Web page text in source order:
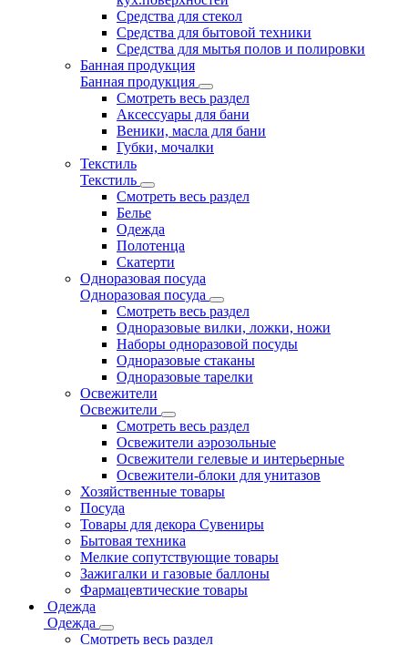
Средства для стекол
Средства для бытовой техники
Средства для мытья полов и полировки
Банная продукция
Банная продукция
Смотреть весь раздел
Аксессуары для бани
Веники, масла для бани
Губки, мочалки
Текстиль
Текстиль
Смотреть весь раздел
Белье
Одежда
Полотенца
Скатерти
Одноразовая посуда
Одноразовая посуда
Смотреть весь раздел
Одноразовые вилки, ложки, ножи
Наборы одноразовой посуды
Одноразовые стаканы
Одноразовые тарелки
Освежители
Освежители
Смотреть весь раздел
Освежители аэрозольные
Освежители гелевые и интерьерные
Освежители-блоки для унитазов
Хозяйственные товары
Посуда
Товары для декора Сувениры
Бытовая техника
Мелкие сопутствующие товары
Зажигалки и газовые баллоны
Фармацевтические товары
Одежда
Одежда
Смотреть весь раздел